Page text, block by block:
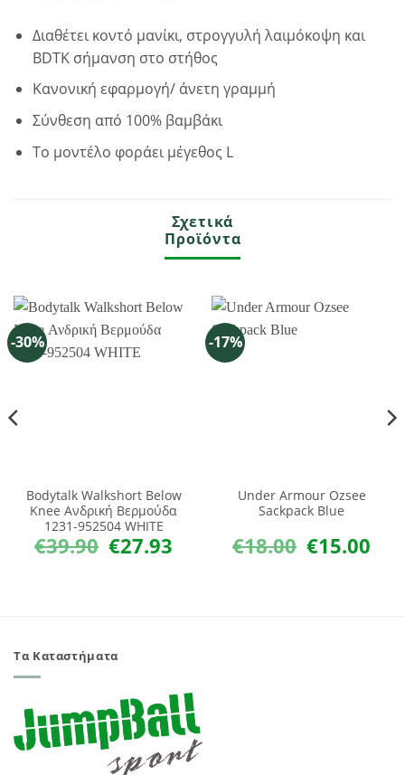
Διαθέτει κοντό μανίκι, στρογγυλή λαιμόκοψη και
BDTK σήμανση στο στήθος
Κανονική εφαρμογή/ άνετη γραμμή
Σύνθεση από 100% βαμβάκι
Το μοντέλο φοράει μέγεθος L
Σχετικά
Προϊόντα
-30%
Bodytalk Walkshort Below
Knee Ανδρική Βερμούδα
1231-952504 WHITE
€39.90 Original
price
€27.93Η
τρέχουσα
-17%
Under Armour Ozsee
Sackpack Blue
€18.00 Original
price
€15.00Η
Τα Καταστήματα